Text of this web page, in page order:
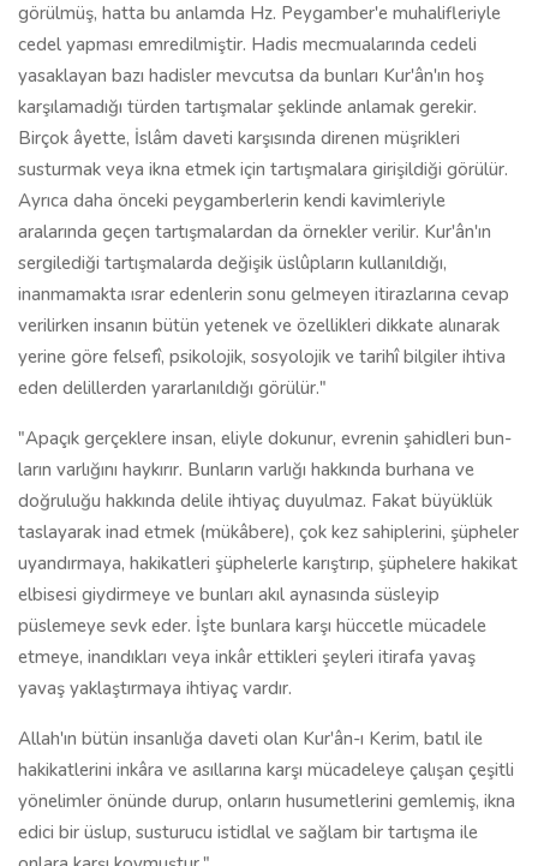
görülmüş, hatta bu anlamda Hz. Peygamber'e muhalifleriyle
cedel yapması emredilmiştir. Hadis mecmualarında cedeli
yasaklayan bazı hadisler mevcutsa da bunları Kur'ân'ın hoş
karşılamadığı türden tartışmalar şeklinde anlamak gerekir.
Birçok âyette, İslâm daveti karşısında direnen müşrikleri
susturmak veya ikna etmek için tartışmalara girişildiği görülür.
Ayrıca daha önceki peygamberlerin kendi kavimleriyle
aralarında geçen tartışmalardan da örnekler verilir. Kur'ân'ın
sergilediği tartışmalarda değişik üslûpların kullanıldığı,
inanmamakta ısrar edenlerin sonu gelmeyen itirazlarına cevap
verilirken insanın bütün yetenek ve özellikleri dikkate alınarak
yerine göre felsefî, psikolojik, sosyolojik ve tarihî bilgiler ihtiva
eden delillerden yararlanıldığı görülür."
"Apaçık gerçeklere insan, eliyle dokunur, evrenin şahidleri bun­
ların varlığını haykırır. Bunların varlığı hakkında burhana ve
doğruluğu hakkında delile ihtiyaç duyulmaz. Fakat büyüklük
tas­layarak inad etmek (mükâbere), çok kez sahiplerini, şüpheler
uyandırmaya, hakikatleri şüphelerle karıştırıp, şüphelere hakikat
el­bisesi giydirmeye ve bunları akıl aynasında süsleyip
püslemeye sevk eder. İşte bunlara karşı hüccetle mücadele
etmeye, inandıkları veya inkâr ettikleri şeyleri itirafa yavaş
yavaş yaklaştırmaya ihtiyaç vardır.
Allah'ın bütün insanlığa daveti olan Kur'ân-ı Kerim, batıl ile
hakikatlerini inkâra ve asıllarına karşı mücadeleye çalışan çeşitli
yönelimler önünde durup, onların husumetlerini gemlemiş, ikna
edici bir üslup, susturucu istidlal ve sağlam bir tartışma ile